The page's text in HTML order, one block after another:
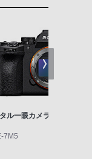
ル一眼カメラ「α7 V」ボ
7M5